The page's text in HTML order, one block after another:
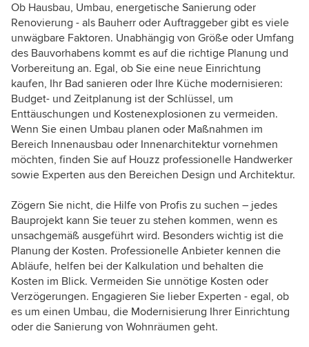
Ob Hausbau, Umbau, energetische Sanierung oder
Renovierung - als Bauherr oder Auftraggeber gibt es viele
unwägbare Faktoren. Unabhängig von Größe oder Umfang
des Bauvorhabens kommt es auf die richtige Planung und
Vorbereitung an. Egal, ob Sie eine neue Einrichtung
kaufen, Ihr Bad sanieren oder Ihre Küche modernisieren:
Budget- und Zeitplanung ist der Schlüssel, um
Enttäuschungen und Kostenexplosionen zu vermeiden.
Wenn Sie einen Umbau planen oder Maßnahmen im
Bereich Innenausbau oder Innenarchitektur vornehmen
möchten, finden Sie auf Houzz professionelle Handwerker
sowie Experten aus den Bereichen Design und Architektur.
Zögern Sie nicht, die Hilfe von Profis zu suchen – jedes
Bauprojekt kann Sie teuer zu stehen kommen, wenn es
unsachgemäß ausgeführt wird. Besonders wichtig ist die
Planung der Kosten. Professionelle Anbieter kennen die
Abläufe, helfen bei der Kalkulation und behalten die
Kosten im Blick. Vermeiden Sie unnötige Kosten oder
Verzögerungen. Engagieren Sie lieber Experten - egal, ob
es um einen Umbau, die Modernisierung Ihrer Einrichtung
oder die Sanierung von Wohnräumen geht.